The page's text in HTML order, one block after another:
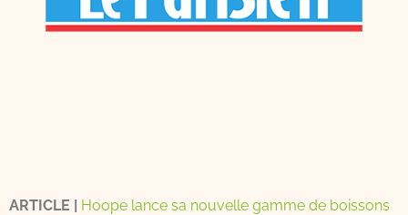
ARTICLE | Hoope lance sa nouvelle gamme de boissons